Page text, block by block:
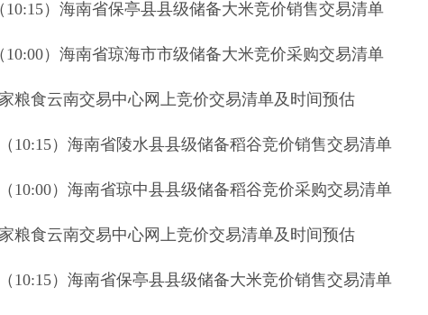
）海南省保亭县县级储备大米竞价销售交易清单
）海南省琼海市市级储备大米竞价采购交易清单
粮食云南交易中心网上竞价交易清单及时间预估
10:15）海南省陵水县县级储备稻谷竞价销售交易清单
10:00）海南省琼中县县级储备稻谷竞价采购交易清单
粮食云南交易中心网上竞价交易清单及时间预估
10:15）海南省保亭县县级储备大米竞价销售交易清单